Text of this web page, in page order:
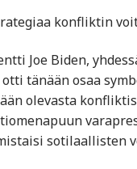
konfliktin
Joe Biden,
otti tänään osaa
olevasta
sotilaallisten